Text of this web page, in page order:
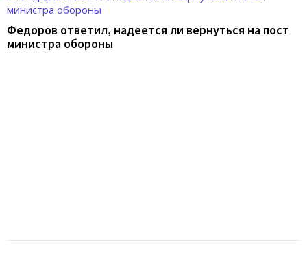
Федоров ответил, надеется ли вернуться на пост
министра обороны